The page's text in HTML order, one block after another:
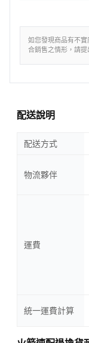
如您發現商品有不
合銷售之情形，請提
配送說明
配送方式
物流夥伴
運費
統一運費計算